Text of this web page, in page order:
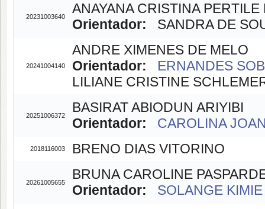
20231003640
ANAYANA CRISTINA
Orientador: SANDRA DE
20241004140
ANDRE XIMENES DE MELO
Orientador:
ERNANDES
LILIANE CRISTINE
20251006372
BASIRAT ABIODUN ARIYIBI
Orientador:
CAROLINA
2018116003 BRENO DIAS VITORINO
20261005655
BRUNA CAROLINE
Orientador:
SOLANGE